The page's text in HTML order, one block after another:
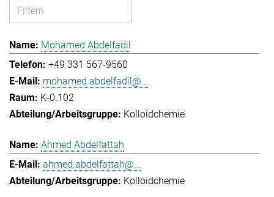
Mohamed Abdelfadil
+49 331 567-9560
mohamed.abdelfadil@...
K-0.102
Kolloidchemie
Ahmed Abdelfattah
ahmed.abdelfattah@...
Kolloidchemie